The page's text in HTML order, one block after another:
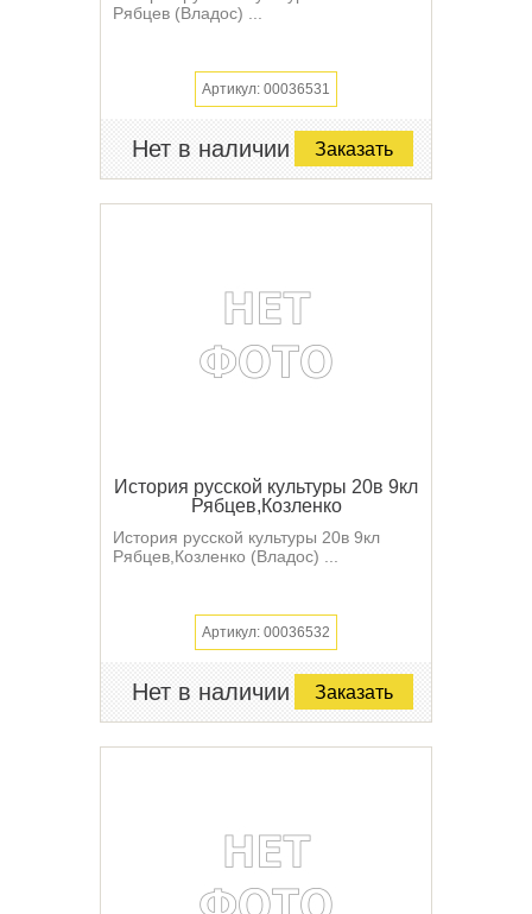
Рябцев (Владос) ...
Артикул: 00036531
Нет в наличии Заказать
История русской культуры 20в 9кл
Рябцев,Козленко
История русской культуры 20в 9кл
Рябцев,Козленко (Владос) ...
Артикул: 00036532
Нет в наличии Заказать